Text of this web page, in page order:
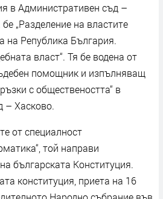
в Административен съд –
„Разделение на властите
на Република България.
власт“. Тя бе водена от
помощник и изпълняващ
с обществеността“ в
– Хасково.
от специалност
той направи
българската Конституция.
конституция, приета на 16